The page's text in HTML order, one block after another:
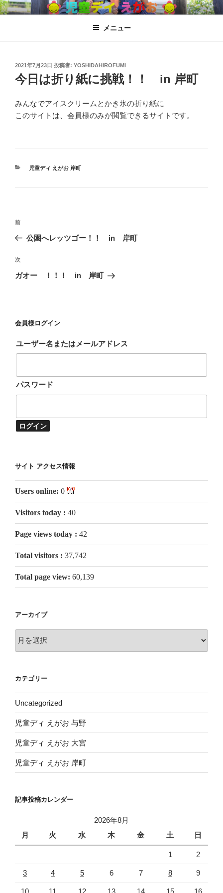
コ
ン
児童ディ えがお
児童発達支援、放課後児童ディサービス
メニュー
投
稿
日:
2021年7月23日 投稿者: YOSHIDAHIROFUMI
今日は折り紙に挑戦！！ in 岸町
みんなでアイスクリームとかき氷の折り紙に
このサイトは、会員様のみが閲覧できるサイトです。
カ
児童ディ えがお 岸町
投
ビ
ゲ
ン
過
去
投
稿
前
公園へレッツゴー！！ in 岸町
次
の
次
ガオー ！！！ in 岸町
会員様ログイン
ユーザー名またはメールアドレス
パスワード
サイト アクセス情報
Users online: 0
Visitors today : 40
Page views today : 42
Total visitors : 37,742
Total page view: 60,139
アーカイブ
ー
ブ
カテゴリー
Uncategorized
児童ディ えがお 与野
児童ディ えがお 大宮
児童ディ えがお 岸町
記事投稿カレンダー
2026年8月
月
火 水 木 金 土 日
1 2
3 4 5 6 7 8 9
10 11 12 13 14 15 16